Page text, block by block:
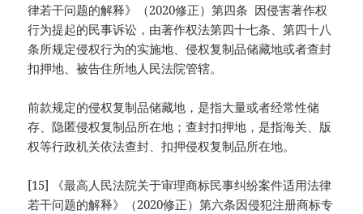
律若干问题的解释》（2020修正）第四条 因侵害著作权
行为提起的民事诉讼，由著作权法第四十七条、第四十八
条所规定侵权行为的实施地、侵权复制品储藏地或者查封
扣押地、被告住所地人民法院管辖。
前款规定的侵权复制品储藏地，是指大量或者经常性储
存、隐匿侵权复制品所在地；查封扣押地，是指海关、版
权等行政机关依法查封、扣押侵权复制品所在地。
[15] 《最高人民法院关于审理商标民事纠纷案件适用法律
若干问题的解释》（2020修正）第六条因侵犯注册商标专